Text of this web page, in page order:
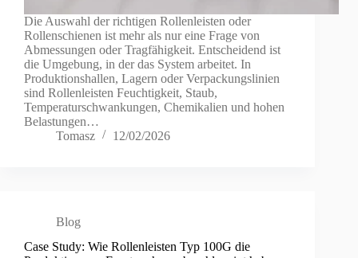
Die Auswahl der richtigen Rollenleisten oder
Rollenschienen ist mehr als nur eine Frage von
Abmessungen oder Tragfähigkeit. Entscheidend ist
die Umgebung, in der das System arbeitet. In
Produktionshallen, Lagern oder Verpackungslinien
sind Rollenleisten Feuchtigkeit, Staub,
Temperaturschwankungen, Chemikalien und hohen
Belastungen…
Tomasz
12/02/2026
Blog
Case Study: Wie Rollenleisten Typ 100G die